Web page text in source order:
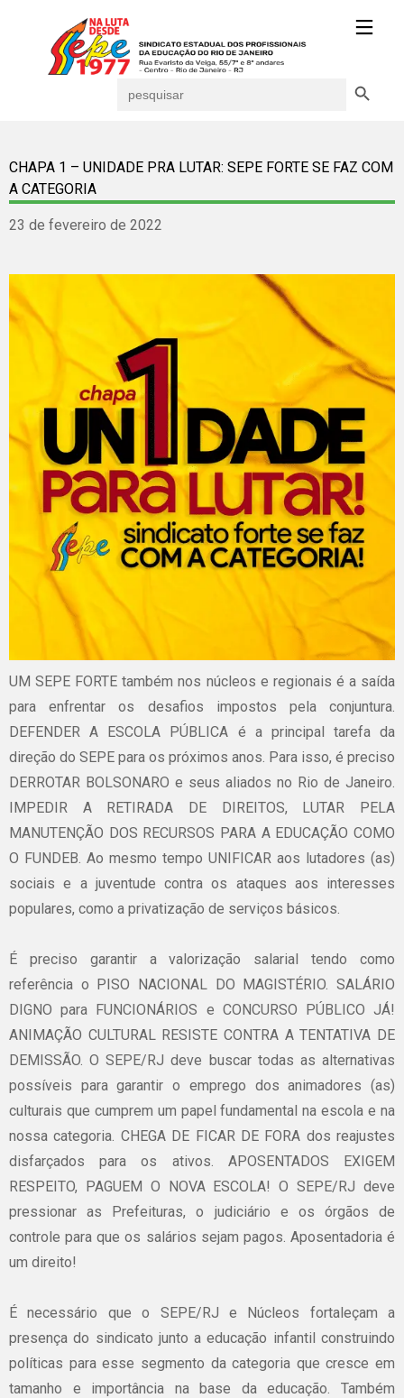
for:
CHAPA 1 – UNIDADE PRA LUTAR: SEPE FORTE SE FAZ COM
A CATEGORIA
23 de fevereiro de 2022
UM SEPE FORTE também nos núcleos e regionais é a saída
para enfrentar os desafios impostos pela conjuntura.
DEFENDER A ESCOLA PÚBLICA é a principal tarefa da
direção do SEPE para os próximos anos. Para isso, é preciso
DERROTAR BOLSONARO e seus aliados no Rio de Janeiro.
IMPEDIR A RETIRADA DE DIREITOS, LUTAR PELA
MANUTENÇÃO DOS RECURSOS PARA A EDUCAÇÃO COMO
O FUNDEB. Ao mesmo tempo UNIFICAR aos lutadores (as)
sociais e a juventude contra os ataques aos interesses
populares, como a privatização de serviços básicos.
É preciso garantir a valorização salarial tendo como
referência o PISO NACIONAL DO MAGISTÉRIO. SALÁRIO
DIGNO para FUNCIONÁRIOS e CONCURSO PÚBLICO JÁ!
ANIMAÇÃO CULTURAL RESISTE CONTRA A TENTATIVA DE
DEMISSÃO. O SEPE/RJ deve buscar todas as alternativas
possíveis para garantir o emprego dos animadores (as)
culturais que cumprem um papel fundamental na escola e na
nossa categoria. CHEGA DE FICAR DE FORA dos reajustes
disfarçados para os ativos. APOSENTADOS EXIGEM
RESPEITO, PAGUEM O NOVA ESCOLA! O SEPE/RJ deve
pressionar as Prefeituras, o judiciário e os órgãos de
controle para que os salários sejam pagos. Aposentadoria é
um direito!
É necessário que o SEPE/RJ e Núcleos fortaleçam a
presença do sindicato junto a educação infantil construindo
políticas para esse segmento da categoria que cresce em
tamanho e importância na base da educação. Também